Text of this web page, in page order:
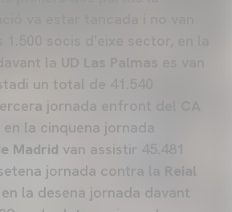
la UD Las Palmas
un total de 41.540
jornada enfront del
en la cinquena jornada
Madrid van assistir 45.481
jornada contra la
Reial
en la desena jornada davant